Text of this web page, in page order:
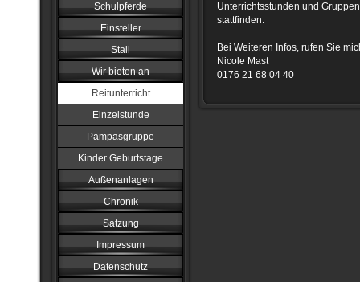
Schulpferde
Einsteller
Stall
Wir bieten an
Reitunterricht
Einzelstunde
Pampasgruppe
Kinder Geburtstage
Außenanlagen
Chronik
Satzung
Impressum
Datenschutz
Unterrichtsstunden und
stattfinden.
Bei Weiteren Infos, rufen Sie
Nicole Mast
0176 21 68 04 40